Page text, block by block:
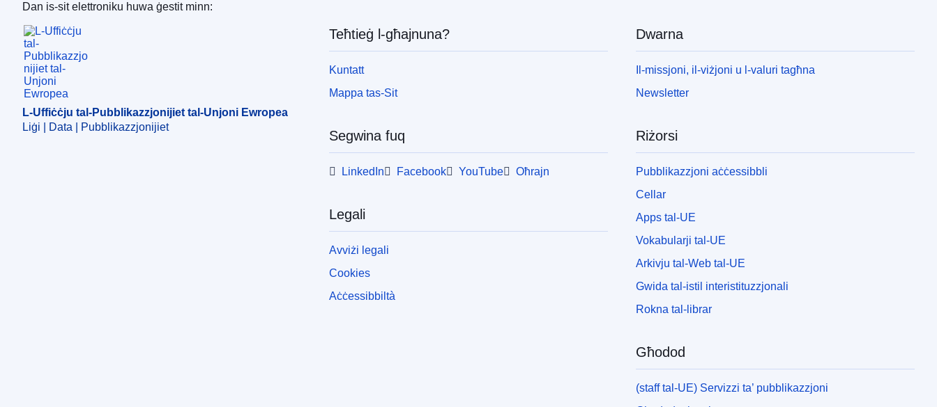
L-Uffiċċju tal-Pubblikazzjonijiet tal-Unjoni Ewropea
Dan is-sit elettroniku huwa ġestit minn:
L-Uffiċċju tal-Pubblikazzjonijiet tal-Unjoni Ewropea
Liġi | Data | Pubblikazzjonijiet
Teħtieġ l-għajnuna?
Kuntatt
Mappa tas-Sit
Segwina fuq
LinkedIn Facebook YouTube Oħrajn
Legali
Avviżi legali
Cookies
Aċċessibbiltà
Dwarna
Il-missjoni, il-viżjoni u l-valuri tagħna
Newsletter
Riżorsi
Pubblikazzjoni aċċessibbli
Cellar
Apps tal-UE
Vokabularji tal-UE
Arkivju tal-Web tal-UE
Gwida tal-istil interistituzzjonali
Rokna tal-librar
Għodod
(staff tal-UE) Servizzi ta’ pubblikazzjoni